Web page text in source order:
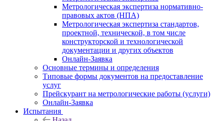
Метрологическая экспертиза нормативно-
правовых актов (НПА)
Метрологическая экспертиза стандартов,
проектной, технической, в том числе
конструкторской и технологической
документации и других объектов
Онлайн-Заявка
Основные термины и определения
Типовые формы документов на предоставление
услуг
Прейскурант на метрологические работы (услуги)
Онлайн-Заявка
Испытания